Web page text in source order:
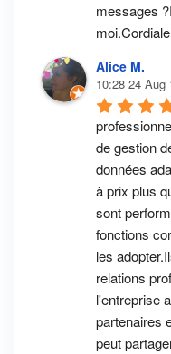
messages
Alice M.
10:28 24 Aug
de gestion
données
à prix plus
sont
fonctions
les
relations
l'entreprise
partenaires
peut